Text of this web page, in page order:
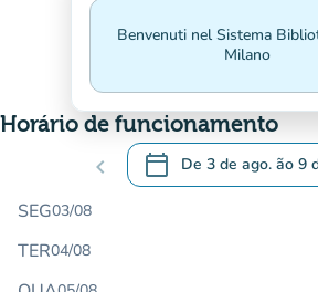
Benvenuti nel Sistema
Milano
Horário de funcionamento
chevron_left calendar_today De 3 de ago. ão 9
.Abra o calendário
SEG03/08
TER04/08